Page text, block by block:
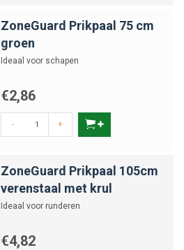
ZoneGuard Prikpaal 75 cm
groen
Ideaal voor schapen
€2,86
- +
ZoneGuard Prikpaal 105cm
verenstaal met krul
Ideaal voor runderen
€4,82